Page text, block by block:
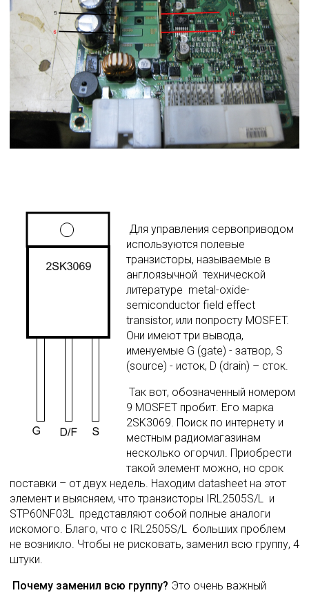
используются полевые
транзисторы, называемые в
англоязычной  технической
литературе  metal-oxide-
semiconductor field effect
transistor, или попросту MOSFET.
Они имеют три вывода,
именуемые G (gate) - затвор, S
(source) - исток, D (drain) – сток.
9 МOSFET пробит. Его марка
2SK3069. Поиск по интернету и
местным радиомагазинам
несколько огорчил. Приобрести
такой элемент можно, но срок
поставки – от двух недель. Находим datasheet на этот
элемент и выясняем, что транзисторы IRL2505S/L  и
STP60NF03L  представляют собой полные аналоги
искомого. Благо, что с IRL2505S/L  больших проблем
не возникло. Чтобы не рисковать, заменил всю группу, 4
штуки.
Почему заменил всю группу? Это очень важный